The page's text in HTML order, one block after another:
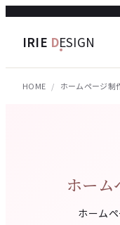
IRIE DESIGN
HOME ホームページ制
ホー
ホーム